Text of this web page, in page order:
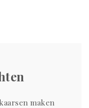
maken